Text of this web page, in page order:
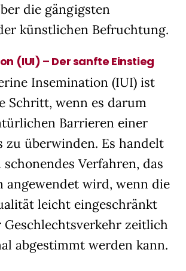
die gängigsten
künstlichen Befruchtung.
(IUI) – Der sanfte Einstieg
Insemination (IUI) ist
Schritt, wenn es darum
Barrieren einer
zu überwinden. Es handelt
Verfahren, das
angewendet wird, wenn die
leicht eingeschränkt
zeitlich
abgestimmt werden kann.